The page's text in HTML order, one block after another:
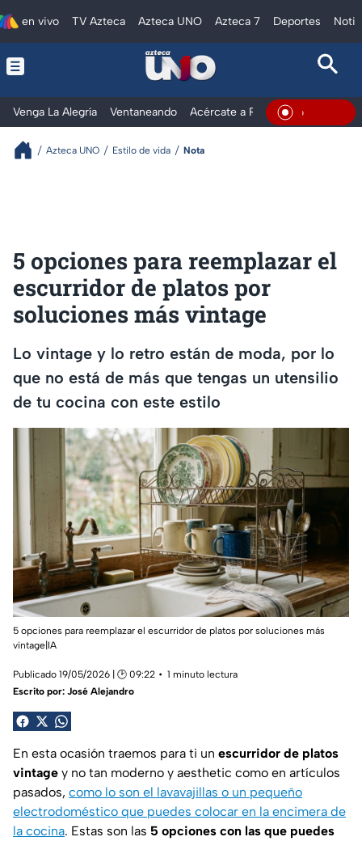
en vivo TV Azteca Azteca UNO Azteca 7 Deportes
Venga La Alegría Ventaneando Acércate a Rocío Al Extremo
Azteca UNO Estilo de vida Nota
5 opciones para reemplazar el
escurridor de platos por
soluciones más vintage
Lo vintage y lo retro están de moda, por lo
que no está de más que tengas un utensilio
de tu cocina con este estilo
5 opciones para reemplazar el escurridor de platos por soluciones más
vintage|IA
Publicado 19/05/2026 | 🕑 09:22
1 minuto lectura
Escrito por: José Alejandro
En esta ocasión traemos para ti un escurridor de platos
vintage y no tan moderno y aesthetic como en artículos
pasados, como lo son el lavavajillas o un pequeño
electrodoméstico que puedes colocar en la encimera de
la cocina. Estas son las 5 opciones con las que puedes